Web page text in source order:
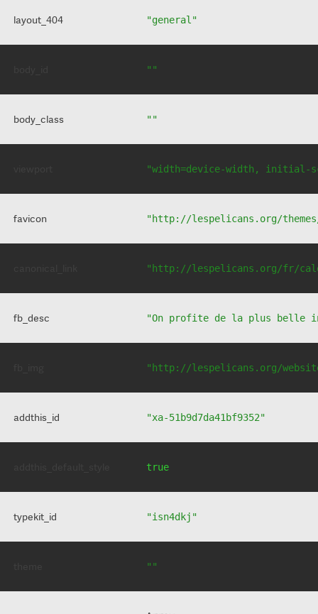
layout_404 "general"
""
body_class ""
"width=device-width, initial-
favicon "http://lespelicans.org/
"http://lespelicans.org/fr/
fb_desc "On profite de la plus belle
"http://lespelicans.org/
addthis_id "xa-51b9d7da41bf9352"
true
typekit_id "isn4dkj"
""